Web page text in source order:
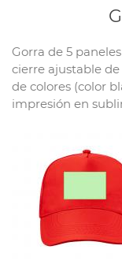
Gorra de 5
cierre ajustable
de colores (color
impresión en